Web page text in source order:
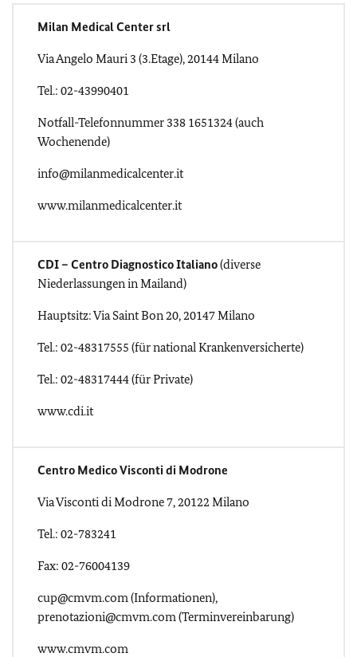
Milan Medical Center srl
Via Angelo Mauri 3 (3.Etage), 20144 Milano
Tel.: 02-43990401
Notfall-Telefonnummer 338 1651324 (auch
Wochenende)
info@milanmedicalcenter.it
www.milanmedicalcenter.it
CDI – Centro Diagnostico Italiano(diverse
Niederlassungen in Mailand)
Hauptsitz: Via Saint Bon 20, 20147 Milano
Tel.: 02-48317555 (für national Krankenversicherte)
Tel.: 02-48317444 (für Private)
www.cdi.it
Centro Medico Visconti di Modrone
Via Visconti di Modrone 7, 20122 Milano
Tel.: 02-783241
Fax: 02-76004139
cup@cmvm.com (Informationen),
prenotazioni@cmvm.com (Terminvereinbarung)
www.cmvm.com